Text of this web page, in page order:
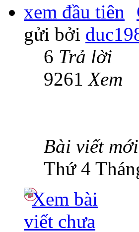
gửi bởi
6 Trả lời
9261Xem
Bài viết
Thứ 4